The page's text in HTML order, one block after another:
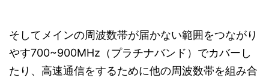
そしてメインの周波数帯が届かない範囲をつながり
やす700~900MHz（プラチナバンド）でカバーし
たり、高速通信をするために他の周波数帯を組み合